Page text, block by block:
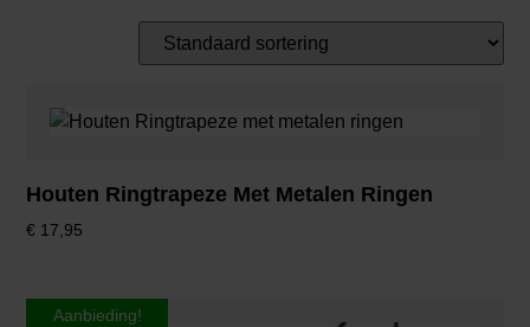
Houten Ringtrapeze Met Metalen Ringen
€ 17,95
Aanbieding!